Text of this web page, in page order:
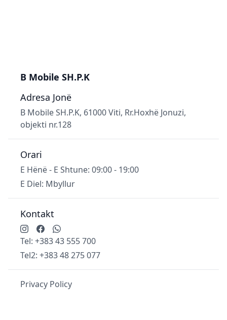
B Mobile SH.P.K
Adresa Jonë
B Mobile SH.P.K, 61000 Viti, Rr.Hoxhë Jonuzi,
objekti nr.128
Orari
E Hënë - E Shtune: 09:00 - 19:00
E Diel: Mbyllur
Kontakt
Tel: +383 43 555 700
Tel2: +383 48 275 077
Privacy Policy